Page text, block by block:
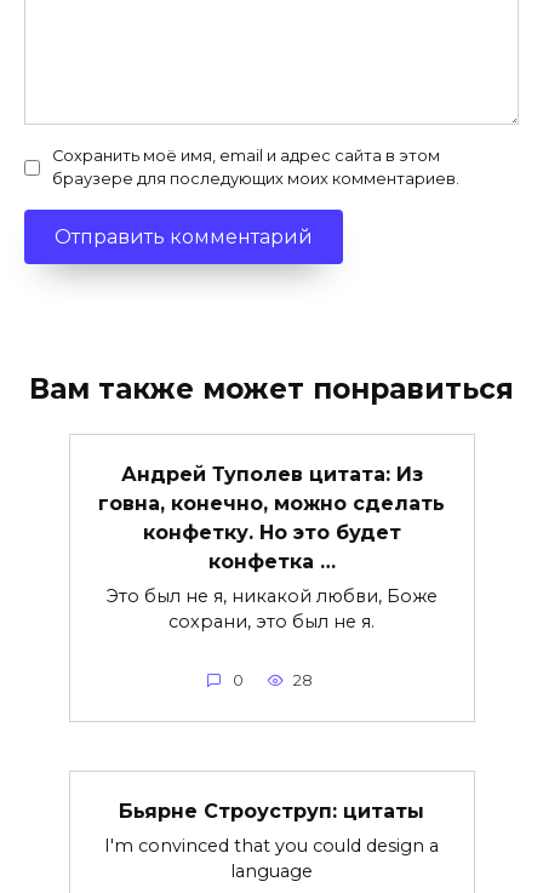
Сохранить моё имя, email и адрес сайта в этом
браузере для последующих моих комментариев.
Вам также может понравиться
Андрей Туполев цитата: Из
говна, конечно, можно сделать
конфетку. Но это будет
конфетка …
Это был не я, никакой любви, Боже
сохрани, это был не я.
0 28
Бьярне Строуструп: цитаты
I'm convinced that you could design a
language